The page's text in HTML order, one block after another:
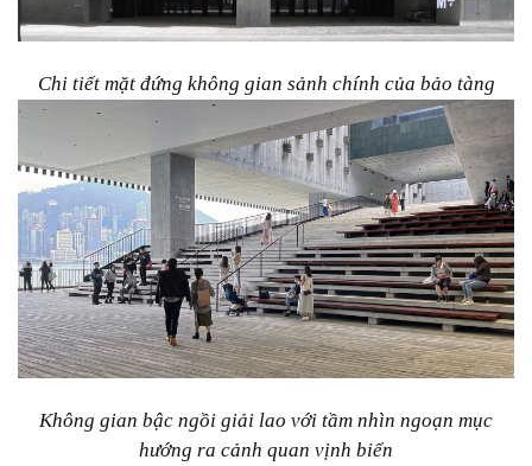
Chi tiết mặt đứng không gian sảnh chính của bảo tàng
Không gian bậc ngồi giải lao với tầm nhìn ngoạn mục
hướng ra cảnh quan vịnh biển